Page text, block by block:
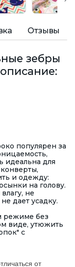
Отзывы
зебры
популярен за
идеальна для
и одежду:
на голову.
не
дает усадку.
режиме без
виде, утюжить
с
от